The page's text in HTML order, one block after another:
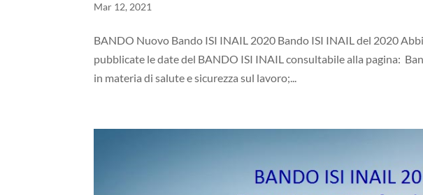
Mar 12, 2021
BANDO Nuovo Bando ISI INAIL 2020 Bando ISI INAIL del 2020
pubblicate le date del BANDO ISI INAIL consultabile alla pagina:
in materia di salute e sicurezza sul lavoro;...